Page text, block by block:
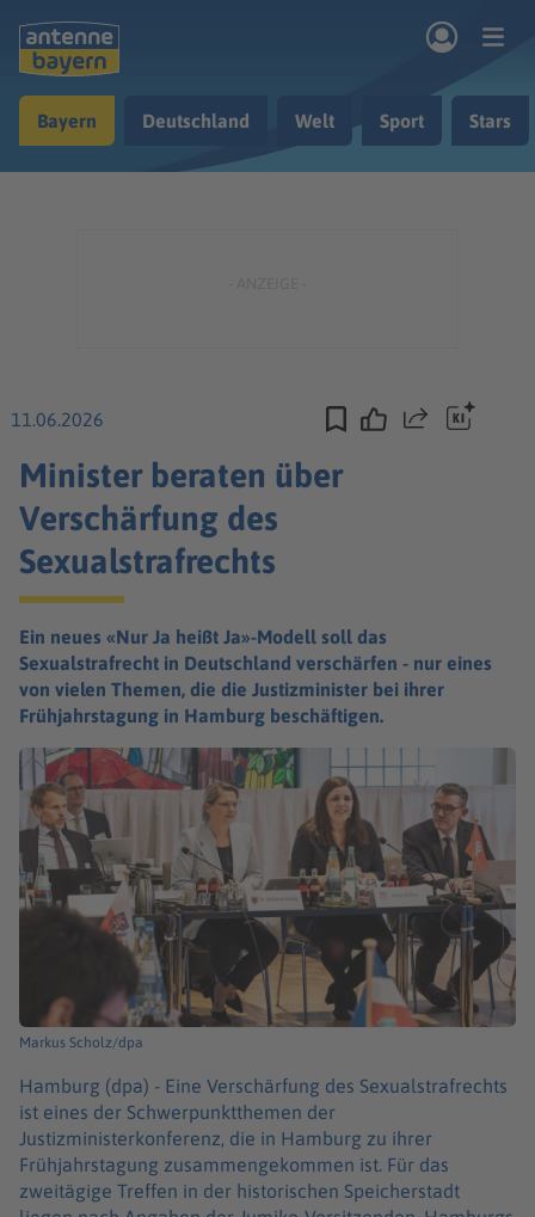
Musik & Radio
Bayern Deutschland Welt Sport Stars
11.06.2026 Teilen
Minister beraten über
Verschärfung des
Sexualstrafrechts
Ein neues «Nur Ja heißt Ja»-Modell soll das
Sexualstrafrecht in Deutschland verschärfen - nur eines
von vielen Themen, die die Justizminister bei ihrer
Frühjahrstagung in Hamburg beschäftigen.
Markus Scholz/dpa
Hamburg (dpa) - Eine Verschärfung des Sexualstrafrechts
ist eines der Schwerpunktthemen der
Justizministerkonferenz, die in Hamburg zu ihrer
Frühjahrstagung zusammengekommen ist. Für das
zweitägige Treffen in der historischen Speicherstadt